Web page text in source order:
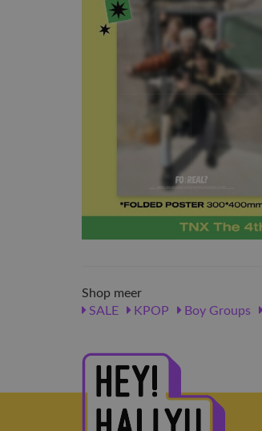
Shop meer
SALE
KPOP Boy Groups